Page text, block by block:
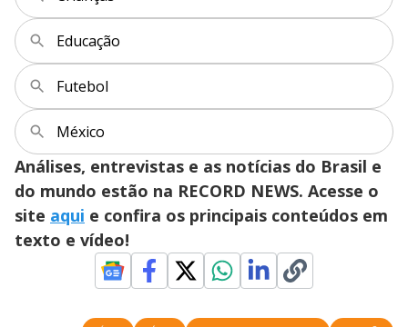
Educação
Futebol
México
Análises, entrevistas e as notícias do Brasil e
do mundo estão na RECORD NEWS. Acesse o
site aqui e confira os principais conteúdos em
texto e vídeo!